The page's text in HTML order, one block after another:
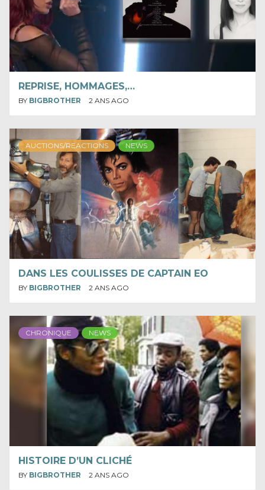
REPRISE, HOMMAGES,…
BY BIGBROTHER 2 ANS AGO
AUCTIONS/REACTIONS NEWS
DANS LES COULISSES DE CAPTAIN EO
BY BIGBROTHER 2 ANS AGO
CHRONIQUE NEWS
HISTOIRE D’UN CLICHÉ
BY BIGBROTHER 2 ANS AGO